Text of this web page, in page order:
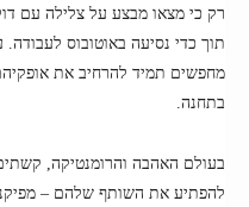
רק כי מצאו מבצע על צלילה עם
תוך כדי נסיעה באוטובוס
מחפשים תמיד להרחיב את
בתחנה.
בעולם האהבה והרומנטיקה,
להפתיע את השותף שלהם –